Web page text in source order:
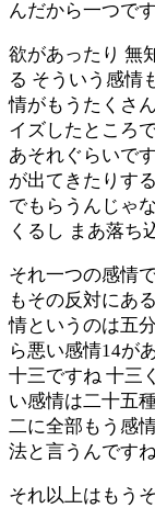
んだから一つで
欲があったり 無
る そういう感情
情がもうたくさ
イズしたところ
あそれぐらいで
が出てきたりす
でもらうんじゃ
くるし まあ落ち
それ一つの感情
もその反対にあ
情というのは五
ら悪い感情14が
十三ですね 十三
い感情は二十五
二に全部もう感
法と言うんです
それ以上はもう